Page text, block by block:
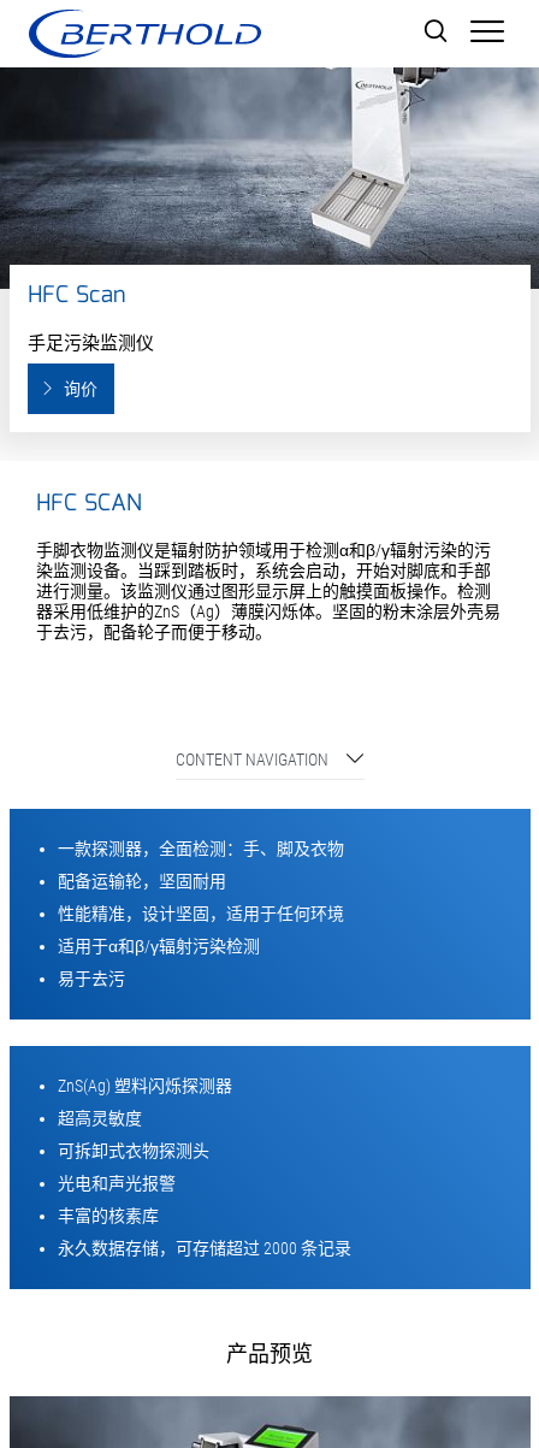
HFC Scan
手足污染监测仪
询价
HFC SCAN
手脚衣物监测仪是辐射防护领域用于检测α和β/γ辐射污染的污
染监测设备。当踩到踏板时，系统会启动，开始对脚底和手部
进行测量。该监测仪通过图形显示屏上的触摸面板操作。检测
器采用低维护的ZnS（Ag）薄膜闪烁体。坚固的粉末涂层外壳易
于去污，配备轮子而便于移动。
CONTENT NAVIGATION
一款探测器，全面检测：手、脚及衣物
配备运输轮，坚固耐用
性能精准，设计坚固，适用于任何环境
适用于α和β/γ辐射污染检测
易于去污
ZnS(Ag) 塑料闪烁探测器
超高灵敏度
可拆卸式衣物探测头
光电和声光报警
丰富的核素库
永久数据存储，可存储超过 2000 条记录
产品预览